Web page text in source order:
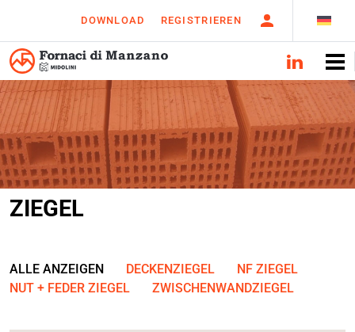
DOWNLOAD REGISTRIEREN
ZIEGEL
ALLE ANZEIGEN DECKENZIEGEL
NF ZIEGEL
NUT + FEDER ZIEGEL
ZWISCHENWANDZIEGEL